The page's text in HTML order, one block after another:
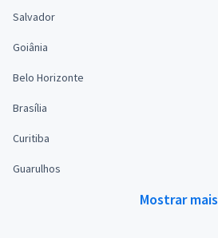
Salvador
Goiânia
Belo Horizonte
Brasília
Curitiba
Guarulhos
Mostrar mais